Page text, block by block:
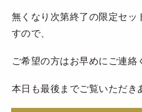
無くなり次第終了の限定セッ
すので、
ご希望の方はお早めにご連絡
本日も最後までご覧いただき